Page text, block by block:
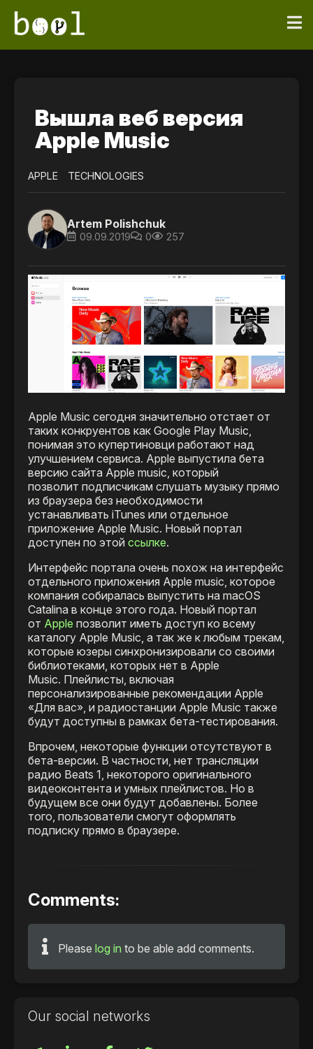
Вышла веб версия
Apple Music
APPLE TECHNOLOGIES
Artem Polishchuk
09.09.2019 0 257
Apple Music сегодня значительно отстает от
таких конкруентов как Google Play Music,
понимая это купертиновци работают над
улучшением сервиса. Apple выпустила бета
версию сайта Apple music, который
позволит подписчикам слушать музыку прямо
из браузера без необходимости
устанавливать iTunes или отдельное
приложение Apple Music. Новый портал
доступен по этой ссылке.
Интерфейс портала очень похож на интерфейс
отдельного приложения Apple music, которое
компания собиралась выпустить на macOS
Catalina в конце этого года. Новый портал
от Apple позволит иметь доступ ко всему
каталогу Apple Music, а так же к любым трекам,
которые юзеры синхронизировали со своими
библиотеками, которых нет в Apple
Music. Плейлисты, включая
персонализированные рекомендации Apple
«Для вас», и радиостанции Apple Music также
будут доступны в рамках бета-тестирования.
Впрочем, некоторые функции отсутствуют в
бета-версии. В частности, нет трансляции
радио Beats 1, некоторого оригинального
видеоконтента и умных плейлистов. Но в
будущем все они будут добавлены. Более
того, пользователи смогут оформлять
подписку прямо в браузере.
Comments:
Please log in to be able add comments.
Our social networks